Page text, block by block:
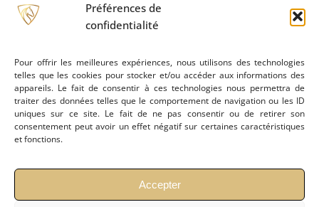
Préférences de
confidentialité
Pour offrir les meilleures expériences, nous utilisons des technologies
telles que les cookies pour stocker et/ou accéder aux informations des
appareils. Le fait de consentir à ces technologies nous permettra de
traiter des données telles que le comportement de navigation ou les ID
uniques sur ce site. Le fait de ne pas consentir ou de retirer son
consentement peut avoir un effet négatif sur certaines caractéristiques
et fonctions.
Accepter
Prestation de montage
Conseils
Actualités